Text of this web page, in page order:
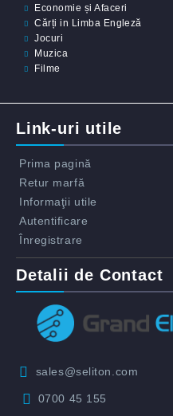
Economie și Afaceri
Cărți in Limba Engleză
Jocuri
Muzica
Filme
Link-uri utile
Prima pagină
Retur marfă
Informaţii utile
Autentificare
Înregistrare
Detalii de Contact
sales@seliton.com
0700 45 155